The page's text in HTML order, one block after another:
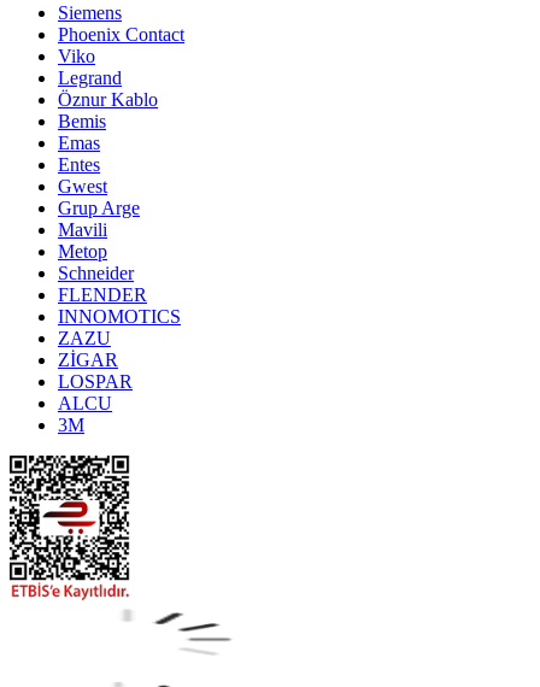
Siemens
Phoenix Contact
Viko
Legrand
Öznur Kablo
Bemis
Emas
Entes
Gwest
Grup Arge
Mavili
Metop
Schneider
FLENDER
INNOMOTICS
ZAZU
ZİGAR
LOSPAR
ALCU
3M